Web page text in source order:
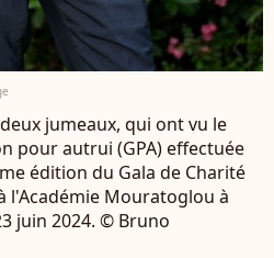
jumeaux, qui ont vu le
pour autrui (GPA) effectuée
édition du Gala de Charité
l'Académie Mouratoglou à
juin 2024. © Bruno